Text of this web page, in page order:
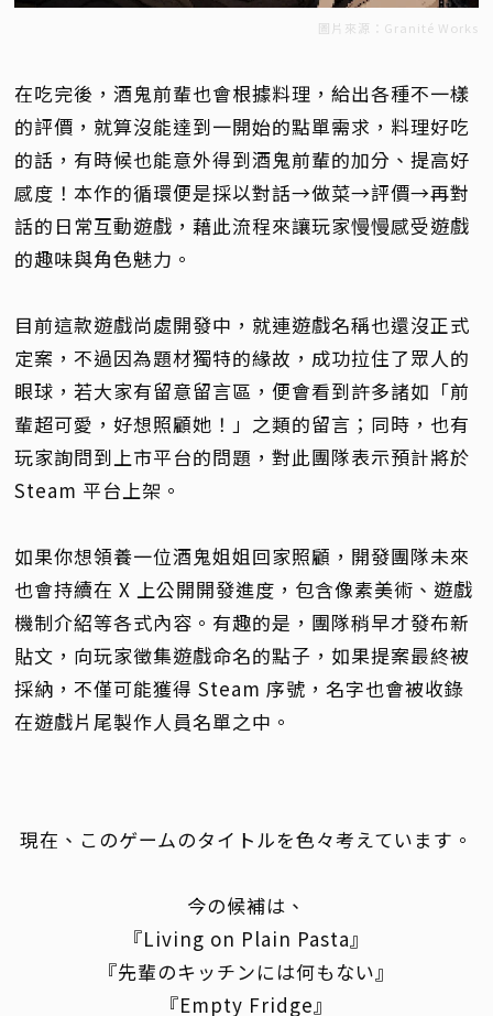
圖片來源：Granité Works
在吃完後，酒鬼前輩也會根據料理，給出各種不一樣
的評價，就算沒能達到一開始的點單需求，料理好吃
的話，有時候也能意外得到酒鬼前輩的加分、提高好
感度！本作的循環便是採以對話→做菜→評價→再對
話的日常互動遊戲，藉此流程來讓玩家慢慢感受遊戲
的趣味與角色魅力。
目前這款遊戲尚處開發中，就連遊戲名稱也還沒正式
定案，不過因為題材獨特的緣故，成功拉住了眾人的
眼球，若大家有留意留言區，便會看到許多諸如「前
輩超可愛，好想照顧她！」之類的留言；同時，也有
玩家詢問到上市平台的問題，對此團隊表示預計將於
Steam 平台上架。
如果你想領養一位酒鬼姐姐回家照顧，開發團隊未來
也會持續在 X 上公開開發進度，包含像素美術、遊戲
機制介紹等各式內容。有趣的是，團隊稍早才發布新
貼文，向玩家徵集遊戲命名的點子，如果提案最終被
採納，不僅可能獲得 Steam 序號，名字也會被收錄
在遊戲片尾製作人員名單之中。
現在、このゲームのタイトルを色々考えています。
今の候補は、
『Living on Plain Pasta』
『先輩のキッチンには何もない』
『Empty Fridge』